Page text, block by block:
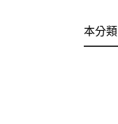
本分